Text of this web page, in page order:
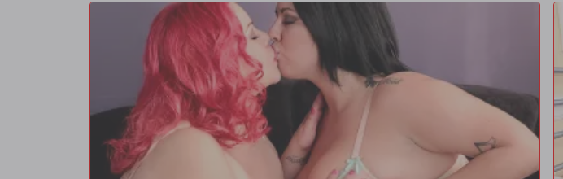
aceitadas. "Mi coño tiene fiebre por tu polla", jura. Un juguete cromado curvo abre la grieta
grasienta. April gime en el orgasmo y saborea los juguetes de coño a boca. Hay un juego de
escupitajos y te pide que la estrangules. Zumbando con un vibrador, te ruega que la hagas
correrse por toda tu polla para que pueda comérsela.